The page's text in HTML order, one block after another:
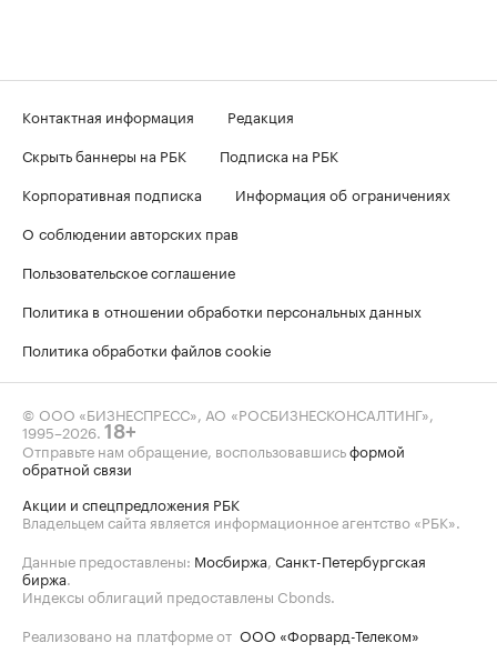
Контактная информация
Редакция
Скрыть баннеры на РБК
Подписка на РБК
Корпоративная подписка
Информация об ограничениях
О соблюдении авторских прав
Пользовательское соглашение
Политика в отношении обработки персональных данных
Политика обработки файлов cookie
© ООО «БИЗНЕСПРЕСС», АО «РОСБИЗНЕСКОНСАЛТИНГ»,
1995–2026. 18+
Отправьте нам обращение, воспользовавшисьформой
обратной связи
Акции и спецпредложения РБК
Владельцем сайта является информационное агентство «РБК».
Данные предоставлены: Мосбиржа, Санкт-Петербургская
биржа.
Индексы облигаций предоставлены Cbonds.
Реализовано на платформе от ООО «Форвард-Телеком»